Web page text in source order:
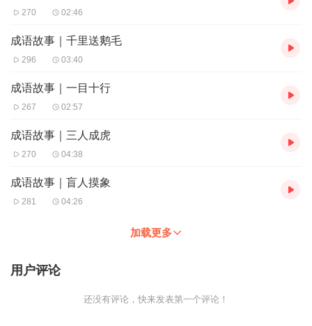
270 02:46
成语故事｜千里送鹅毛
296 03:40
成语故事｜一目十行
267 02:57
成语故事｜三人成虎
270 04:38
成语故事｜盲人摸象
281 04:26
加载更多
用户评论
还没有评论，快来发表第一个评论！